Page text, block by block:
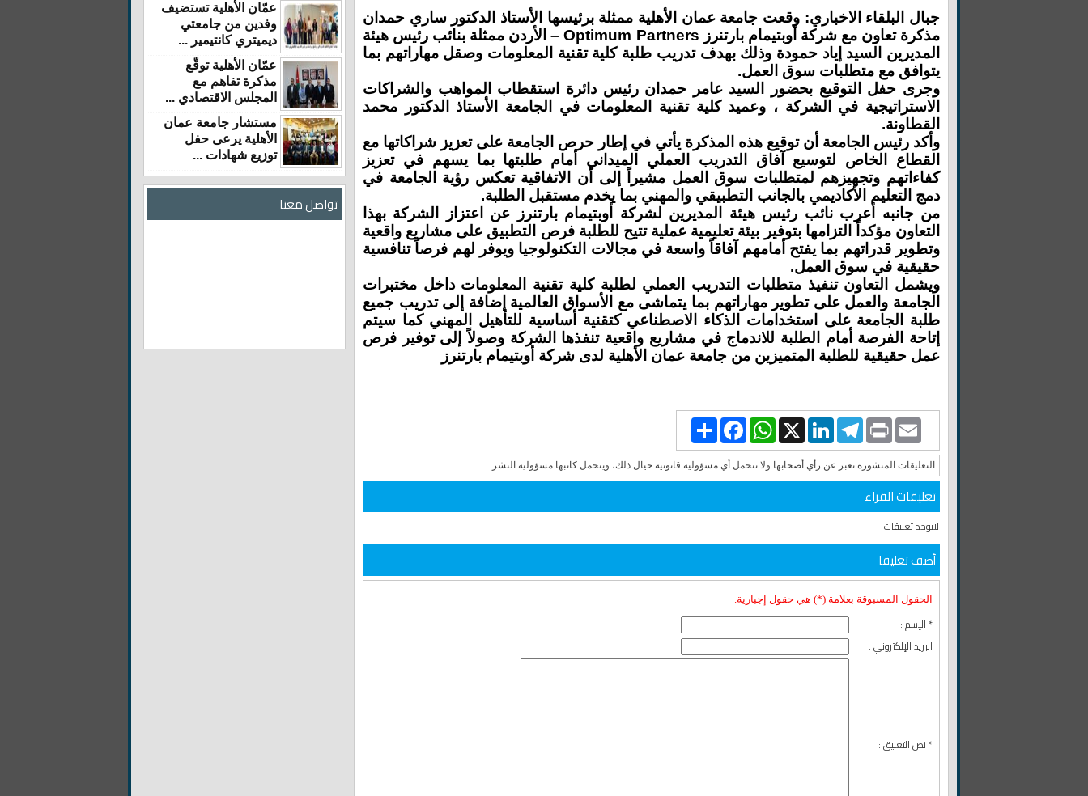
جبال البلقاء الاخباري: وقعت جامعة عمان الأهلية ممثلة برئيسها الأستاذ الدكتور ساري حمدان
مذكرة تعاون مع شركة أوبتيمام بارتنرز Optimum Partners – الأردن ممثلة بنائب رئيس هيئة
المديرين السيد إياد حمودة وذلك بهدف تدريب طلبة كلية تقنية المعلومات وصقل مهاراتهم بما
يتوافق مع متطلبات سوق العمل.
وجرى حفل التوقيع بحضور السيد عامر حمدان رئيس دائرة استقطاب المواهب والشراكات
الاستراتيجية في الشركة ، وعميد كلية تقنية المعلومات في الجامعة الأستاذ الدكتور محمد
القطاونة.
وأكد رئيس الجامعة أن توقيع هذه المذكرة يأتي في إطار حرص الجامعة على تعزيز شراكاتها مع
القطاع الخاص لتوسيع آفاق التدريب العملي الميداني أمام طلبتها بما يسهم في تعزيز
كفاءاتهم وتجهيزهم لمتطلبات سوق العمل مشيراً إلى أن الاتفاقية تعكس رؤية الجامعة في
دمج التعليم الأكاديمي بالجانب التطبيقي والمهني بما يخدم مستقبل الطلبة.
من جانبه أعرب نائب رئيس هيئة المديرين لشركة أوبتيمام بارتنرز عن اعتزاز الشركة بهذا
التعاون مؤكداً التزامها بتوفير بيئة تعليمية عملية تتيح للطلبة فرص التطبيق على مشاريع واقعية
وتطوير قدراتهم بما يفتح أمامهم آفاقاً واسعة في مجالات التكنولوجيا ويوفر لهم فرصاً تنافسية
حقيقية في سوق العمل.
ويشمل التعاون تنفيذ متطلبات التدريب العملي لطلبة كلية تقنية المعلومات داخل مختبرات
الجامعة والعمل على تطوير مهاراتهم بما يتماشى مع الأسواق العالمية إضافة إلى تدريب جميع
طلبة الجامعة على استخدامات الذكاء الاصطناعي كتقنية أساسية للتأهيل المهني كما سيتم
إتاحة الفرصة أمام الطلبة للاندماج في مشاريع واقعية تنفذها الشركة وصولاً إلى توفير فرص
عمل حقيقية للطلبة المتميزين من جامعة عمان الأهلية لدى شركة أوبتيمام بارتنرز
Share
Facebook
WhatsApp X
LinkedInTelegram PrintEmail
التعليقات المنشورة تعبر عن رأي أصحابها ولا نتحمل أي مسؤولية قانونية حيال ذلك، ويتحمل كاتبها مسؤولية النشر.
تعليقات القراء
لايوجد تعليقات
أضف تعليقا
الحقول المسبوقة بعلامة (*) هي حقول إجبارية.
* الإسم :
البريد الإلكتروني :
* نص التعليق :
عمّان الأهلية تستضيف
وفدين من جامعتي
ديميتري كانتيمير ...
عمّان الأهلية توقّع
مذكرة تفاهم مع
المجلس الاقتصادي ...
مستشار جامعة عمان
الأهلية يرعى حفل
توزيع شهادات ...
تواصل معنا